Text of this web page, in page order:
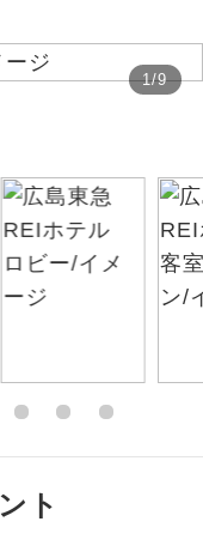
1/9
ト
ている文化遺産や自
スです。
寄るコースです。
コースです。
風呂が付いていま
場が付いています。